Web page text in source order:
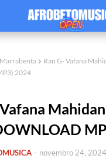
Marrabenta
Ran G- Vafana
2024
- novembro 24, 2024